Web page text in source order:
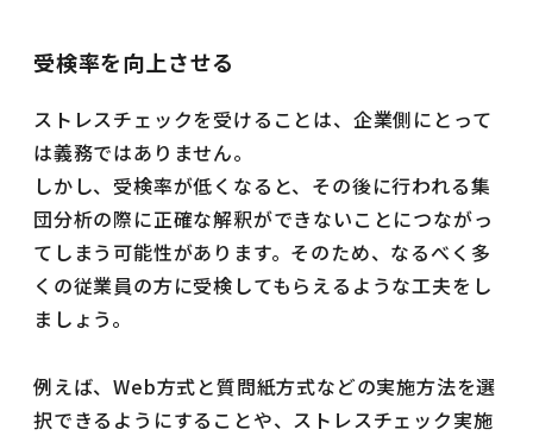
受検率を向上させる
ストレスチェックを受けることは、企業側にとって
は義務ではありません。
しかし、受検率が低くなると、その後に行われる集
団分析の際に正確な解釈ができないことにつながっ
てしまう可能性があります。そのため、なるべく多
くの従業員の方に受検してもらえるような工夫をし
ましょう。
例えば、Web方式と質問紙方式などの実施方法を選
択できるようにすることや、ストレスチェック実施